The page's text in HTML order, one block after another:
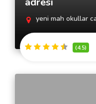
yeni mah okullar
(4.5)